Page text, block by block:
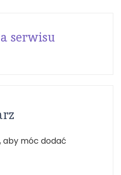
serwisu
, aby móc dodać